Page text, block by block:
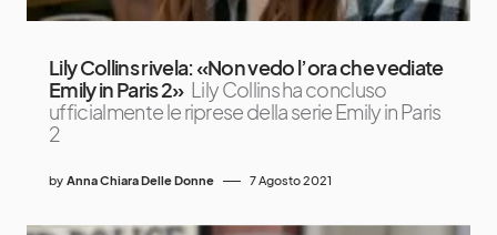
Lily Collins rivela: «Non vedo l’ora che vediate
Emily in Paris 2» Lily Collins ha concluso
ufficialmente le riprese della serie Emily in Paris
2
by Anna Chiara Delle Donne 7 Agosto 2021